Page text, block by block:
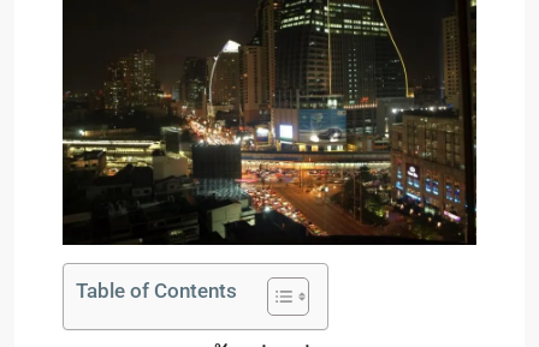
Table of Contents